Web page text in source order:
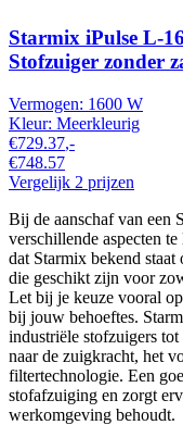
Starmix iPulse L-
Stofzuiger zonder
Vermogen: 1600 W
Kleur: Meerkleurig
€729.37,-
€748.57
Vergelijk 2 prijzen
Bij de aanschaf van een
verschillende aspecten
dat Starmix bekend
die geschikt zijn voor
Let bij je keuze vooral
bij jouw behoeftes.
industriële stofzuigers
naar de zuigkracht, het
filtertechnologie. Een
stofafzuiging en zorgt
werkomgeving behoudt.